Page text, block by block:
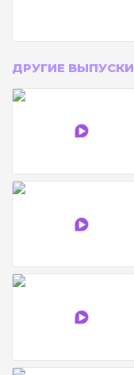
ДРУГИЕ ВЫПУСКИ